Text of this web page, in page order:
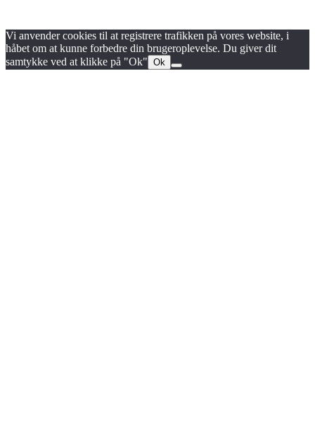
Vi anvender cookies til at registrere trafikken på vores website, i
håbet om at kunne forbedre din brugeroplevelse. Du giver dit
samtykke ved at klikke på "Ok" Ok